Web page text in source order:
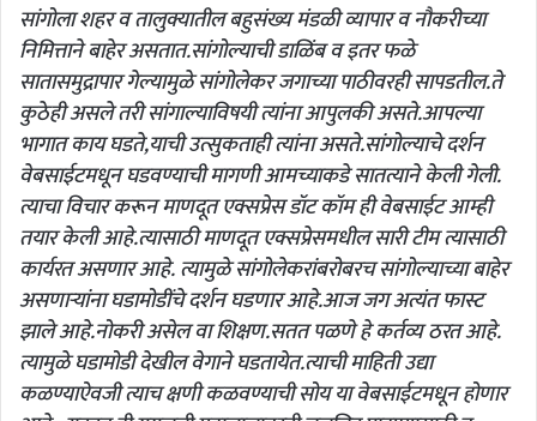
सांगोला शहर व तालुक्यातील बहुसंख्य मंडळी व्यापार व नौकरीच्या
निमित्ताने बाहेर असतात.सांगोल्याची डाळिंब व इतर फळे
सातासमुद्रापार गेल्यामुळे सांगोलेकर जगाच्या पाठीवरही सापडतील.ते
कुठेही असले तरी सांगाल्याविषयी त्यांना आपुलकी असते.आपल्या
भागात काय घडते,याची उत्सुकताही त्यांना असते.सांगोल्याचे दर्शन
वेबसाईटमधून घडवण्याची मागणी आमच्याकडे सातत्याने केली गेली.
त्याचा विचार करून माणदूत एक्सप्रेस डॉट कॉम ही वेबसाईट आम्ही
तयार केली आहे.त्यासाठी माणदूत एक्सप्रेसमधील सारी टीम त्यासाठी
कार्यरत असणार आहे. त्यामुळे सांगोलेकरांबरोबरच सांगोल्याच्या बाहेर
असणार्‍यांना घडामोडींचे दर्शन घडणार आहे.आज जग अत्यंत फास्ट
झाले आहे.नोकरी असेल वा शिक्षण.सतत पळणे हे कर्तव्य ठरत आहे.
त्यामुळे घडामोडी देखील वेगाने घडतायेत.त्याची माहिती उद्या
कळण्याऐवजी त्याच क्षणी कळवण्याची सोय या वेबसाईटमधून होणार